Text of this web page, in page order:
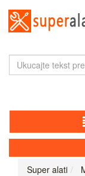
Super alati